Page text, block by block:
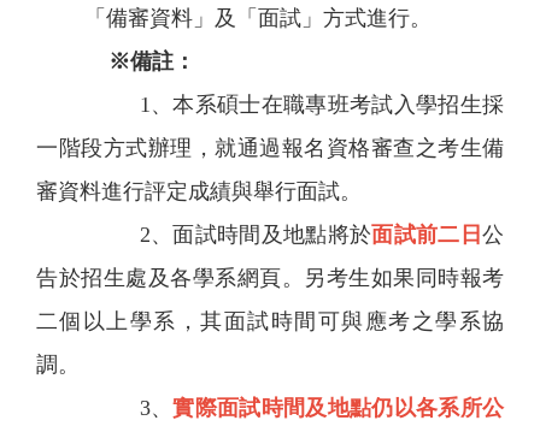
「備審資料」及「面試」方式進行。
※備註：
1、本系碩士在職專班考試入學招生採
一階段方式辦理，就通過報名資格審查之考生備
審資料進行評定成績與舉行面試。
2、面試時間及地點將於面試前二日 公
告於招生處及各學系網頁。另考生如果同時報考
二個以上學系，其面試時間可與應考之學系協
調。
3、實際面試時間及地點仍以各系所公